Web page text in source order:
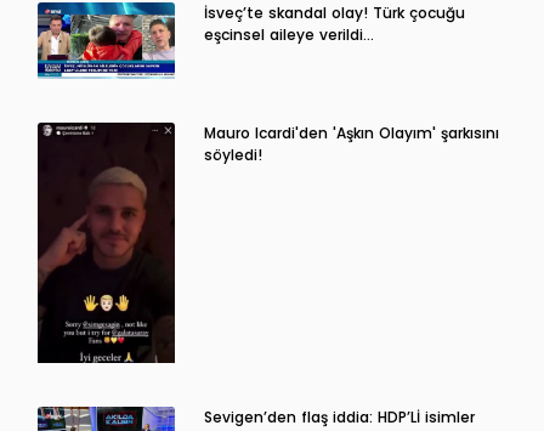
İsveç’te skandal olay! Türk çocuğu
eşcinsel aileye verildi…
Mauro Icardi'den 'Aşkın Olayım' şarkısını
söyledi!
Sevigen’den flaş iddia: HDP’Lİ isimler